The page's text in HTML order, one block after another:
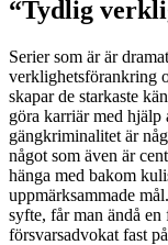
“Tydlig
Serier som är är
verklighetsförankring
skapar de starkaste
göra karriär med
gängkriminalitet är
något som även är
hänga med bakom
uppmärksammade
syfte, får man ändå
försvarsadvokat fast